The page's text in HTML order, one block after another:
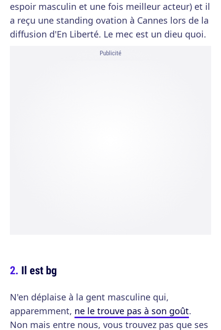
espoir masculin et une fois meilleur acteur) et il
a reçu une standing ovation à Cannes lors de la
diffusion d'En Liberté. Le mec est un dieu quoi.
Publicité
Il est bg
N'en déplaise à la gent masculine qui,
apparemment, ne le trouve pas à son goût.
Non mais entre nous, vous trouvez pas que ses